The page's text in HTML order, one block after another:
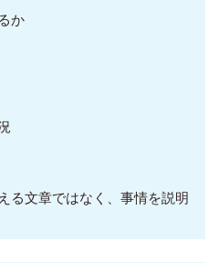
か
る文章ではなく、事情を説明